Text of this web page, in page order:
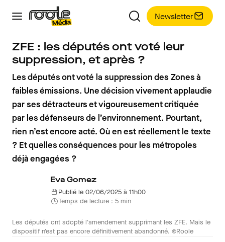
Newsletter
ZFE : les députés ont voté leur
suppression, et après ?
Les députés ont voté la suppression des Zones à
faibles émissions. Une décision vivement applaudie
par ses détracteurs et vigoureusement critiquée
par les défenseurs de l’environnement. Pourtant,
rien n’est encore acté. Où en est réellement le texte
? Et quelles conséquences pour les métropoles
déjà engagées ?
Eva Gomez
Publié le 02/06/2025 à 11h00
Temps de lecture : 5 min
Les députés ont adopté l'amendement supprimant les ZFE. Mais le
dispositif n'est pas encore définitivement abandonné. ©Roole